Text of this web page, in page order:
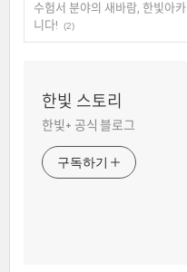
수험서 분야의 새바람, 한빛아
니다!
(2)
한빛 스토리
한빛+ 공식 블로그
구독하기